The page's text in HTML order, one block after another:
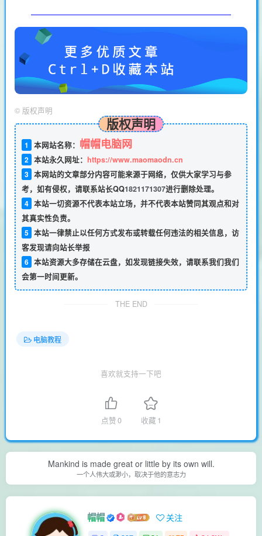
© 版权声明
版权声明
1 本网站名称： 帽帽电脑网
2 本站永久网址： https://www.maomaodn.cn
3 本网站的文章部分内容可能来源于网络，仅供大家学习与参
考，如有侵权，请联系站长QQ1821171307进行删除处理。
4 本站一切资源不代表本站立场，并不代表本站赞同其观点和对
其真实性负责。
5 本站一律禁止以任何方式发布或转载任何违法的相关信息，访
客发现请向站长举报
6 本站资源大多存储在云盘，如发现链接失效，请联系我们我们
会第一时间更新。
THE END
电脑教程
喜欢就支持一下吧
点赞0 收藏 1
Mankind is made great or little by its own will.
一个人伟大或渺小，取决于他的意志力
帽帽 关注